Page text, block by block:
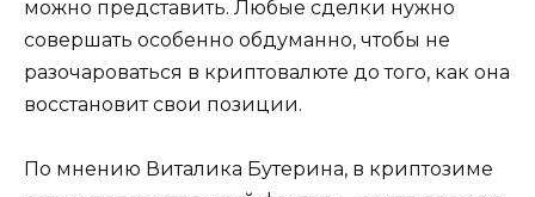
можно представить. Любые сделки нужно
совершать особенно обдуманно, чтобы не
разочароваться в криптовалюте до того, как она
восстановит свои позиции.
По мнению Виталика Бутерина, в криптозиме